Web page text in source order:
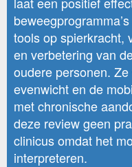
tools op spierkracht,
en verbetering van
oudere personen.
evenwicht en de
met chronische
deze review geen
clinicus omdat het
interpreteren.